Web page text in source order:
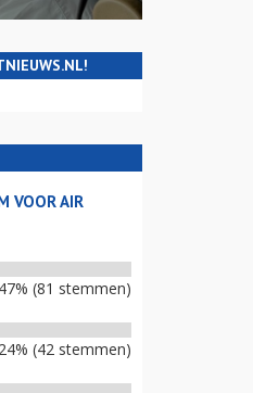
VOOR AIR
47% (81 stemmen)
24% (42 stemmen)